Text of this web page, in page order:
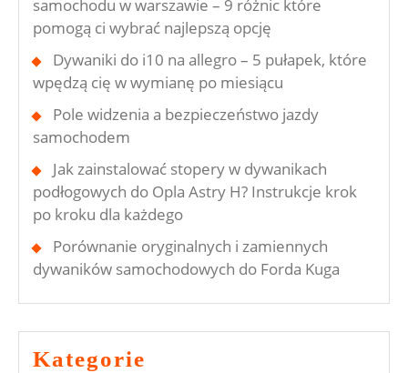
samochodu w warszawie – 9 różnic które
pomogą ci wybrać najlepszą opcję
Dywaniki do i10 na allegro – 5 pułapek, które
wpędzą cię w wymianę po miesiącu
Pole widzenia a bezpieczeństwo jazdy
samochodem
Jak zainstalować stopery w dywanikach
podłogowych do Opla Astry H? Instrukcje krok
po kroku dla każdego
Porównanie oryginalnych i zamiennych
dywaników samochodowych do Forda Kuga
Kategorie